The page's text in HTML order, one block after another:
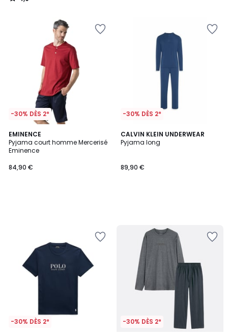
/
-30% DÈS 2*
EMINENCE
Pyjama court homme Mercerisé
Eminence
84,90 €
-30% DÈS 2*
CALVIN KLEIN UNDERWEAR
Pyjama long
89,90 €
-30% DÈS 2* -30% DÈS 2*